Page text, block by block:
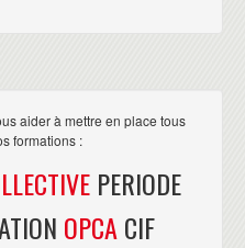
aider à mettre en place tous
formations :
PERIODE
OPCA CIF